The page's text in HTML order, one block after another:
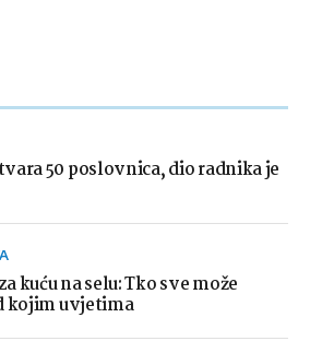
50 poslovnica, dio radnika je
kuću na selu: Tko sve može
kojim uvjetima